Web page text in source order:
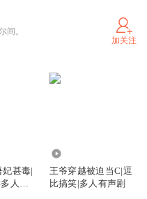
间。
加关注
妃甚毒|
人有
王爷穿越被迫当C|逗
比搞笑|多人有声剧